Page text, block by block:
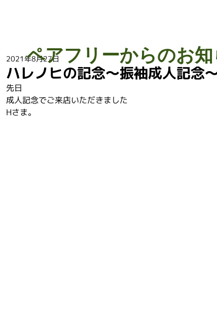
ハレノヒの記念〜振袖成人記念
2021年8月27日
先日
成人記念でご来店いただきました
Hさま。
ペアフリーからのお知